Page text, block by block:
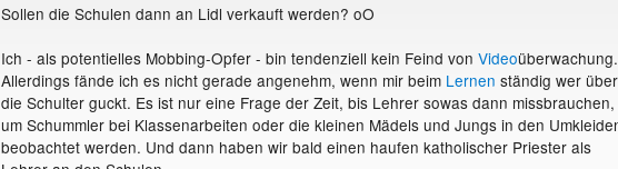
Sollen die Schulen dann an Lidl verkauft werden? oO
Ich - als potentielles Mobbing-Opfer - bin tendenziell kein Feind von Videoüberwachung.
Allerdings fände ich es nicht gerade angenehm, wenn mir beim Lernen ständig wer über
die Schulter guckt. Es ist nur eine Frage der Zeit, bis Lehrer sowas dann missbrauchen,
um Schummler bei Klassenarbeiten oder die kleinen Mädels und Jungs in den
beobachtet werden. Und dann haben wir bald einen haufen katholischer Priester als